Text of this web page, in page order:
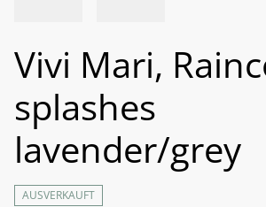
Vivi Mari,
splashes
lavender/grey
AUSVERKAUFT